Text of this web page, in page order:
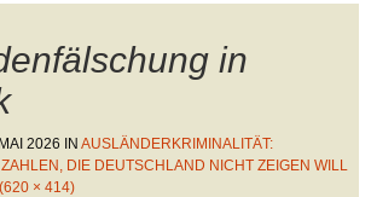
in
2026 IN AUSLÄNDERKRIMINALITÄT:
DIE DEUTSCHLAND NICHT ZEIGEN WILL
× 414)